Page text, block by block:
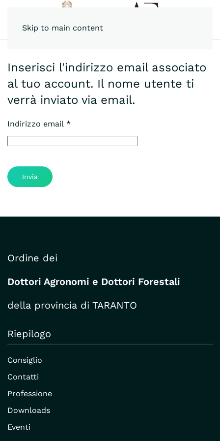
Skip to main content
Inserisci l'indirizzo email associato
al tuo account. Il nome utente ti
verrà inviato via email.
Indirizzo email *
Invia
Ordine dei
Dottori Agronomi e Dottori Forestali
della provincia di TARANTO
Riepilogo
Consiglio
Contatti
Professione
Downloads
Eventi